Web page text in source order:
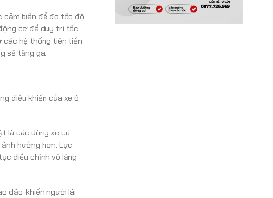
cảm biến để đo tốc độ
cơ để duy trì tốc
các hệ thống tiên tiến
sẽ tăng ga.
điều khiển của xe ô
là các dòng xe có
hưởng hơn. Lực
điều chỉnh vô lăng
đảo, khiến người lái